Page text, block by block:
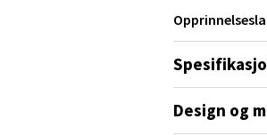
Design og